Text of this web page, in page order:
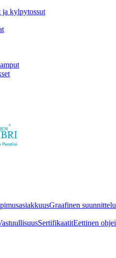
kylpytossut
Graafinen suunnittelu
SertifikaatitEettinen